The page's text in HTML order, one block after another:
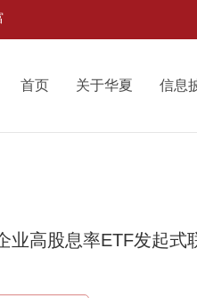
首页 关于华夏 信息
业高股息率ETF发起式